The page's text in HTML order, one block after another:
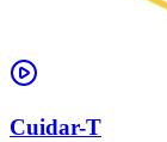
Cuidar-T